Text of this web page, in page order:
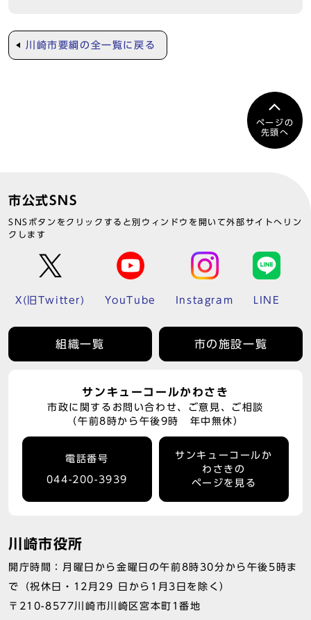
川崎市要綱の全一覧に戻る
ページの
先頭へ
市公式SNS
SNSボタンをクリックすると別ウィンドウを開いて外部サイトへリン
クします
X(旧Twitter) YouTube Instagram LINE
組織一覧 市の施設一覧
サンキューコールかわさき
市政に関するお問い合わせ、ご意見、ご相談
（午前8時から午後9時 年中無休）
電話番号
044-200-3939
サンキューコールか
わさきの
ページを見る
川崎市役所
開庁時間：月曜日から金曜日の午前8時30分から午後5時ま
で（祝休日・12月29 日から1月3日を除く）
〒210-8577川崎市川崎区宮本町1番地